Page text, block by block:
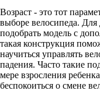
Возраст - это тот
выборе велосипеда. Для
подобрать модель с
такая конструкция
научиться управлять
падения. Часто такие
мере взросления
беспокоиться о смене